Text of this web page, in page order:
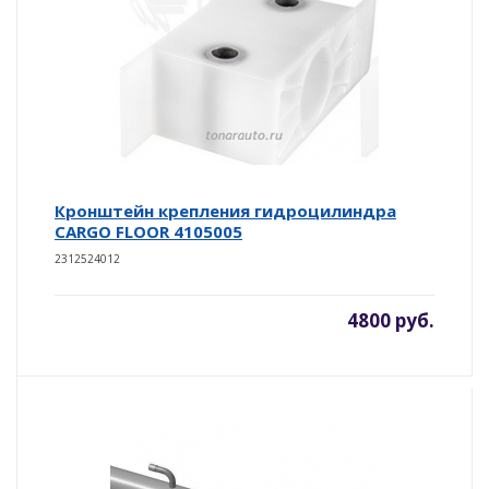
Кронштейн крепления гидроцилиндра
CARGO FLOOR 4105005
2312524012
4800 руб.